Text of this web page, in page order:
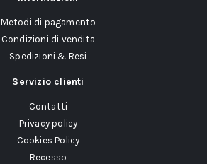
Metodi di pagamento
Condizioni di vendita
Spedizioni & Resi
Servizio clienti
Contatti
Privacy policy
Cookies Policy
Recesso